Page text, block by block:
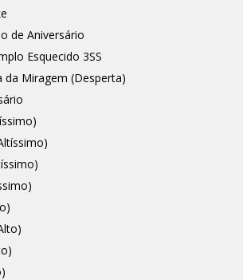
de Aniversário
Esquecido 3SS
da Miragem (Desperta)